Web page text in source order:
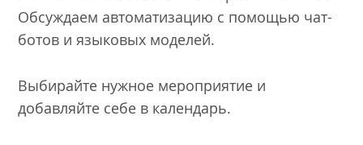
Обсуждаем автоматизацию с помощью чат-
ботов и языковых моделей.
Выбирайте нужное мероприятие и
добавляйте себе в календарь.